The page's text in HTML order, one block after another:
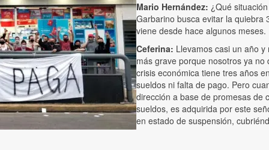
Mario Hernández: ¿Qué
Garbarino busca evitar la quiebra
viene desde hace algunos meses.
Ceferina: Llevamos casi un año
más grave porque nosotros ya
crisis económica tiene tres años
sueldos ni falta de pago. Pero
dirección a base de promesas de
sueldos, es adquirida por este
en estado de suspensión,